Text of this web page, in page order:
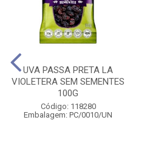
UVA PASSA PRETA LA
VIOLETERA SEM SEMENTES
100G
Código: 118280
Embalagem: PC/0010/UN